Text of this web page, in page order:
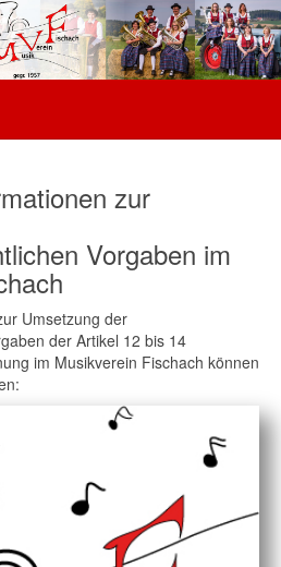
zur
Vorgaben im
Umsetzung der
der Artikel 12 bis 14
im Musikverein Fischach können